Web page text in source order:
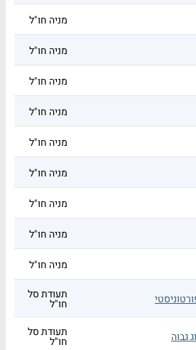
מניה חו"ל
מניה חו"ל
מניה חו"ל
מניה חו"ל
מניה חו"ל
מניה חו"ל
מניה חו"ל
מניה חו"ל
מניה חו"ל
תעודת סל
חו"ל
גבוה תעודת סל
חו"ל